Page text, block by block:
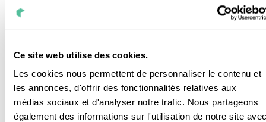
Ce site web utilise des cookies.
Les cookies nous permettent de personnaliser le contenu et
les annonces, d'offrir des fonctionnalités relatives aux
médias sociaux et d'analyser notre trafic. Nous partageons
également des informations sur l'utilisation de notre site
C’est vrai qu’on peut être vite perdu(e) avec les deux
Je vous fais un petit récapitulatif des
caractéristiquesde chaque panneau. Comme ça,
vous pourrez choisir celui qui correspond le mieux à
vosattentes